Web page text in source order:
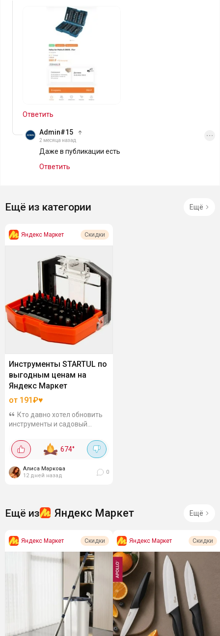
Ответить
Admin#15
2 месяца назад
Даже в публикации есть
Ответить
Ещё из категории Ещё
Яндекс Маркет Скидки
Инструменты STARTUL по
выгодным ценам на
Яндекс Маркет
от 191₽♥
Кто давно хотел обновить
инструменты и садовый
отличные предложения на
STARTUL 🔧 На Яндекс
забрать биты, распылители и...
674°
Алиса Маркова
12 дней назад
0
Ещё из Яндекс Маркет Ещё
Яндекс Маркет Скидки Яндекс Маркет Скидки